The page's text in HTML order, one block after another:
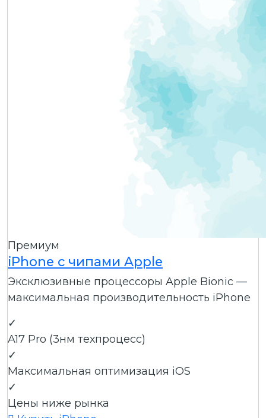
Премиум
iPhone с чипами Apple
Эксклюзивные процессоры Apple Bionic —
максимальная производительность iPhone
✓
A17 Pro (3нм техпроцесс)
✓
Максимальная оптимизация iOS
✓
Цены ниже рынка